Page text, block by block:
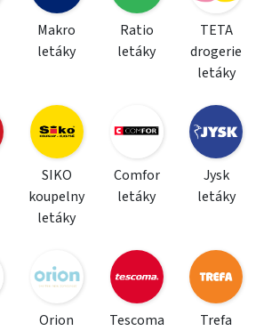
Makro
letáky
Ratio
letáky
TETA
drogerie
letáky
SIKO
koupelny
letáky
Comfor
letáky
Jysk
letáky
Orion
Tescoma
Trefa